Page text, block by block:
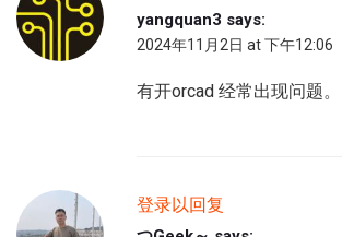
yangquan3 says:
2024年11月2日 at 下午12:06
有开orcad 经常出现问题。
登录以回复